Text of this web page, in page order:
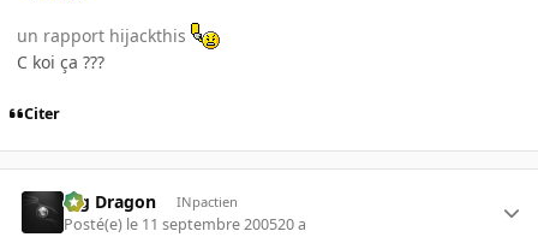
un rapport hijackthis
C koi ça ???
Citer
Big Dragon INpactien
Posté(e) le 11 septembre 200520 a